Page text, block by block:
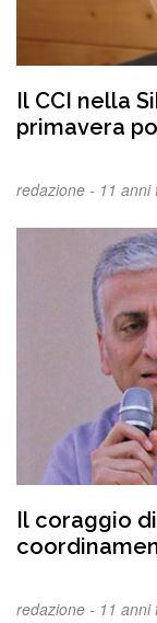
Il CCI nella
primavera
redazione - 11 anni
Il coraggio
redazione - 11 anni